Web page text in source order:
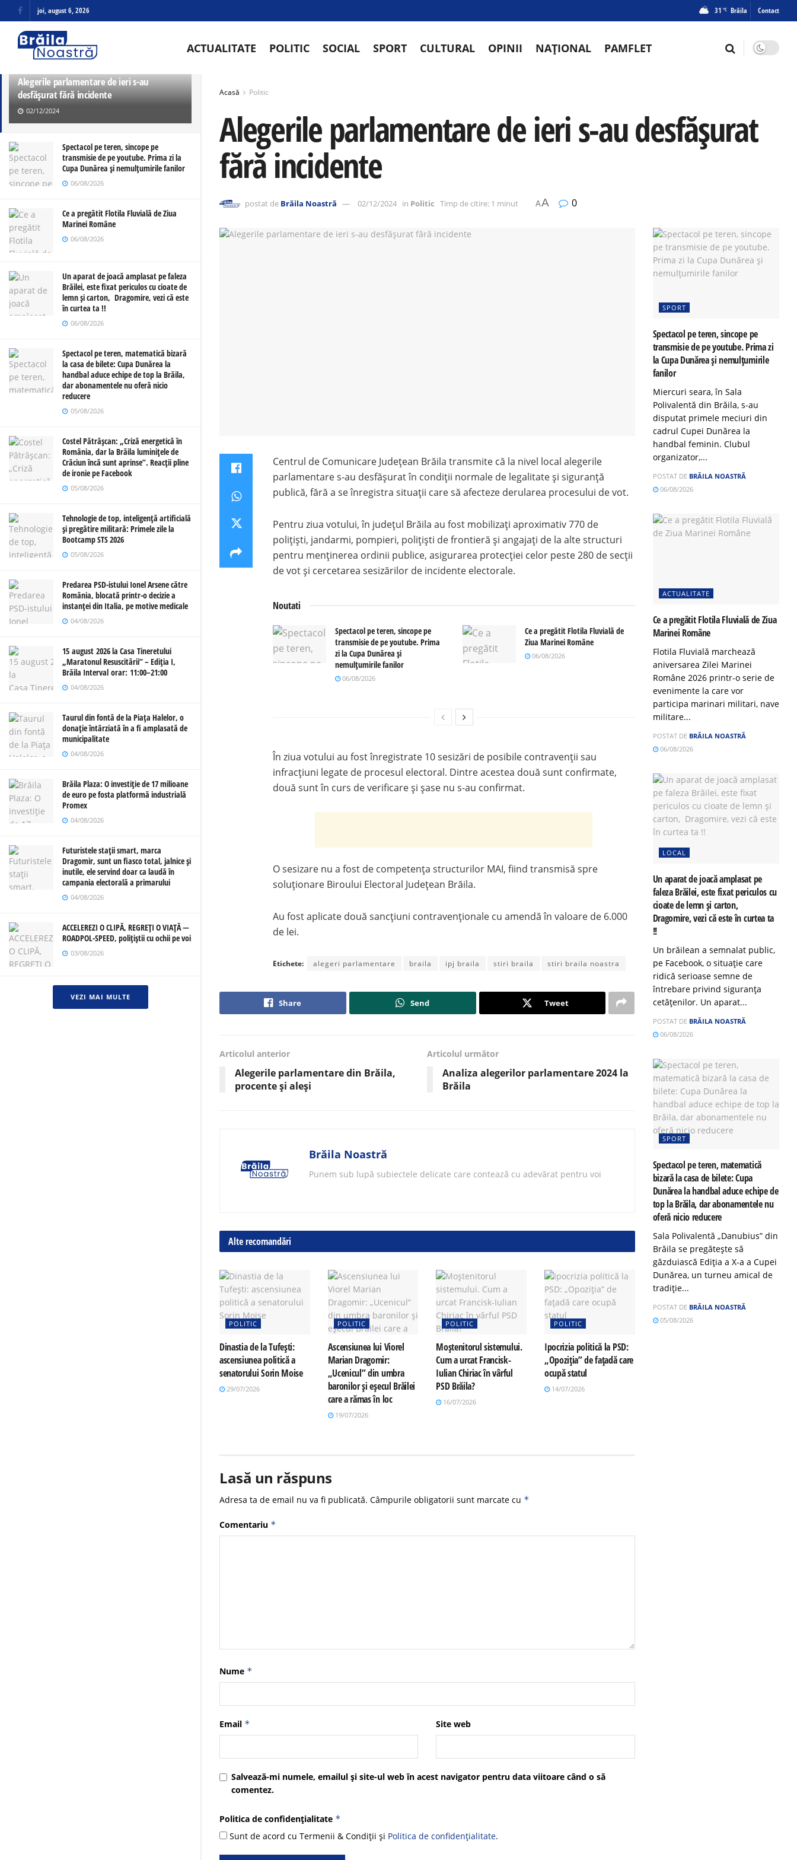
ULTIMELE TRENDING
Alegerile parlamentare de ieri s-au
desfășurat fără incidente
02/12/2024
Spectacol pe teren, sincope pe
transmisie de pe youtube. Prima zi la
Cupa Dunărea și nemulțumirile fanilor
06/08/2026
Ce a pregătit Flotila Fluvială de Ziua
Marinei Române
06/08/2026
Un aparat de joacă amplasat pe faleza
Brăilei, este fixat periculos cu cioate de
lemn și carton, Dragomire, vezi că este
în curtea ta !!
06/08/2026
Spectacol pe teren, matematică bizară
la casa de bilete: Cupa Dunărea la
handbal aduce echipe de top la Brăila,
dar abonamentele nu oferă nicio
reducere
05/08/2026
Costel Pătrășcan: „Criză energetică în
România, dar la Brăila luminițele de
Crăciun încă sunt aprinse”. Reacții pline
de ironie pe Facebook
05/08/2026
Tehnologie de top, inteligență artificială
și pregătire militară: Primele zile la
Bootcamp STS 2026
05/08/2026
Predarea PSD-istului Ionel Arsene către
România, blocată printr-o decizie a
instanței din Italia, pe motive medicale
04/08/2026
15 august 2026 la Casa Tineretului
„Maratonul Resuscitării” – Ediția I,
Brăila Interval orar: 11:00–21:00
04/08/2026
Taurul din fontă de la Piața Halelor, o
donație întârziată în a fi amplasată de
municipalitate
04/08/2026
Brăila Plaza: O investiție de 17 milioane
de euro pe fosta platformă industrială
Promex
04/08/2026
Futuristele stații smart, marca
Dragomir, sunt un fiasco total, jalnice și
inutile, ele servind doar ca laudă în
campania electorală a primarului
04/08/2026
ACCELEREZI O CLIPĂ, REGREȚI O VIAȚĂ —
ROADPOL-SPEED, polițiștii cu ochii pe voi
03/08/2026
VEZI MAI MULTE
joi, august 6, 2026 31 °C Brăila Contact
ACTUALITATE POLITIC SOCIAL SPORT CULTURAL OPINII NAȚIONAL PAMFLET
Acasă Politic
Alegerile parlamentare de ieri s-au desfășurat
fără incidente
postat de Brăila Noastră 02/12/2024 in Politic Timp de citire: 1 minut AA 0
Centrul de Comunicare Județean Brăila transmite că la nivel local alegerile
parlamentare s-au desfășurat în condiții normale de legalitate și siguranță
publică, fără a se înregistra situații care să afecteze derularea procesului de vot.
Pentru ziua votului, în județul Brăila au fost mobilizați aproximativ 770 de
polițiști, jandarmi, pompieri, polițiști de frontieră și angajați de la alte structuri
pentru menținerea ordinii publice, asigurarea protecției celor peste 280 de secții
de vot și cercetarea sesizărilor de incidente electorale.
Noutati
Spectacol pe teren, sincope pe
transmisie de pe youtube. Prima
zi la Cupa Dunărea și
nemulțumirile fanilor
06/08/2026
Ce a pregătit Flotila Fluvială de
Ziua Marinei Române
06/08/2026
În ziua votului au fost înregistrate 10 sesizări de posibile contravenții sau
infracțiuni legate de procesul electoral. Dintre acestea două sunt confirmate,
două sunt în curs de verificare și șase nu s-au confirmat.
O sesizare nu a fost de competența structurilor MAI, fiind transmisă spre
soluționare Biroului Electoral Județean Brăila.
Au fost aplicate două sancțiuni contravenționale cu amendă în valoare de 6.000
de lei.
Etichete: alegeri parlamentare braila ipj braila stiri braila stiri braila noastra
Share Send Tweet
Articolul anterior
Alegerile parlamentare din Brăila,
procente și aleși
Articolul următor
Analiza alegerilor parlamentare 2024 la
Brăila
Brăila Noastră
Punem sub lupă subiectele delicate care contează cu adevărat pentru voi
Alte recomandări
POLITIC
Dinastia de la Tufești:
ascensiunea politică a
senatorului Sorin Moise
29/07/2026
POLITIC
Ascensiunea lui Viorel
Marian Dragomir:
„Ucenicul” din umbra
baronilor și eșecul Brăilei
care a rămas în loc
19/07/2026
POLITIC
Moștenitorul sistemului.
Cum a urcat Francisk-
Iulian Chiriac în vârful
PSD Brăila?
16/07/2026
POLITIC
Ipocrizia politică la PSD:
„Opoziția” de fațadă care
ocupă statul
14/07/2026
Lasă un răspuns
Adresa ta de email nu va fi publicată. Câmpurile obligatorii sunt marcate cu *
Comentariu *
Nume *
Email * Site web
Salvează-mi numele, emailul și site-ul web în acest navigator pentru data viitoare când o să
comentez.
Politica de confidențialitate *
Sunt de acord cu Termenii & Condiții și Politica de confidențialitate.
SPORT
Spectacol pe teren, sincope pe
transmisie de pe youtube. Prima zi
la Cupa Dunărea și nemulțumirile
fanilor
Miercuri seara, în Sala
Polivalentă din Brăila, s-au
disputat primele meciuri din
cadrul Cupei Dunărea la
handbal feminin. Clubul
organizator,...
POSTAT DE BRĂILA NOASTRĂ
06/08/2026
ACTUALITATE
Ce a pregătit Flotila Fluvială de Ziua
Marinei Române
Flotila Fluvială marchează
aniversarea Zilei Marinei
Române 2026 printr-o serie de
evenimente la care vor
participa marinari militari, nave
militare...
POSTAT DE BRĂILA NOASTRĂ
06/08/2026
LOCAL
Un aparat de joacă amplasat pe
faleza Brăilei, este fixat periculos cu
cioate de lemn și carton,
Dragomire, vezi că este în curtea ta
!!
Un brăilean a semnalat public,
pe Facebook, o situație care
ridică serioase semne de
întrebare privind siguranța
cetățenilor. Un aparat...
POSTAT DE BRĂILA NOASTRĂ
06/08/2026
SPORT
Spectacol pe teren, matematică
bizară la casa de bilete: Cupa
Dunărea la handbal aduce echipe de
top la Brăila, dar abonamentele nu
oferă nicio reducere
Sala Polivalentă „Danubius” din
Brăila se pregătește să
găzduiască Ediția a X-a a Cupei
Dunărea, un turneu amical de
tradiție...
POSTAT DE BRĂILA NOASTRĂ
05/08/2026